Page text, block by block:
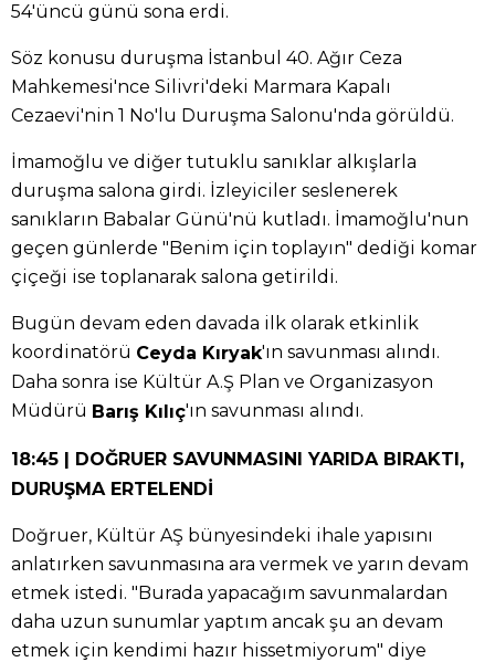
54'üncü günü sona erdi.
Söz konusu duruşma İstanbul 40. Ağır Ceza
Mahkemesi'nce Silivri'deki Marmara Kapalı
Cezaevi'nin 1 No'lu Duruşma Salonu'nda görüldü.
İmamoğlu ve diğer tutuklu sanıklar alkışlarla
duruşma salona girdi. İzleyiciler seslenerek
sanıkların Babalar Günü'nü kutladı. İmamoğlu'nun
geçen günlerde "Benim için toplayın" dediği komar
çiçeği ise toplanarak salona getirildi.
Bugün devam eden davada ilk olarak etkinlik
koordinatörü Ceyda Kıryak'ın savunması alındı.
Daha sonra ise Kültür A.Ş Plan ve Organizasyon
Müdürü Barış Kılıç'ın savunması alındı.
18:45 | DOĞRUER SAVUNMASINI YARIDA BIRAKTI,
DURUŞMA ERTELENDİ
Doğruer, Kültür AŞ bünyesindeki ihale yapısını
anlatırken savunmasına ara vermek ve yarın devam
etmek istedi. "Burada yapacağım savunmalardan
daha uzun sunumlar yaptım ancak şu an devam
etmek için kendimi hazır hissetmiyorum" diye